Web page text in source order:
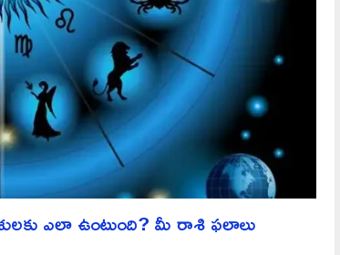
ఎలా ఉంటుంది? మీ రాశి ఫలాలు